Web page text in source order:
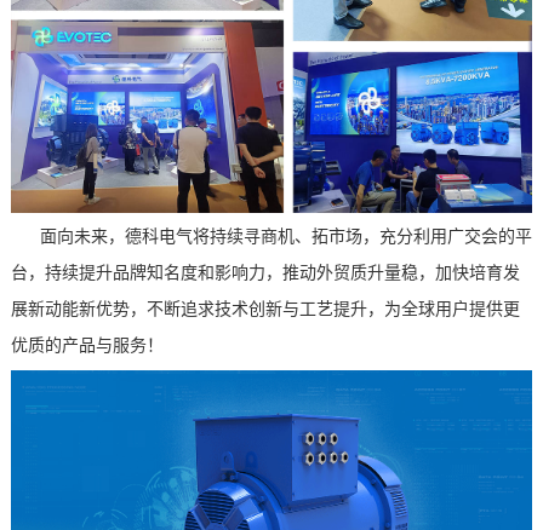
面向未来，德科电气将持续寻商机、拓市场，充分利用广交会的平
台，持续提升品牌知名度和影响力，推动外贸质升量稳，加快培育发
展新动能新优势，不断追求技术创新与工艺提升，为全球用户提供更
优质的产品与服务！